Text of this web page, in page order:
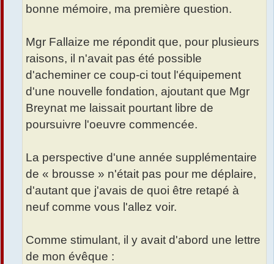
bonne mémoire, ma première question.
Mgr Fallaize me répondit que, pour plusieurs
raisons, il n'avait pas été possible
d'acheminer ce coup-ci tout l'équipement
d'une nouvelle fondation, ajoutant que Mgr
Breynat me laissait pourtant libre de
poursuivre l'oeuvre commencée.
La perspective d'une année supplémentaire
de « brousse » n'était pas pour me déplaire,
d'autant que j'avais de quoi être retapé à
neuf comme vous l'allez voir.
Comme stimulant, il y avait d'abord une lettre
de mon évêque :